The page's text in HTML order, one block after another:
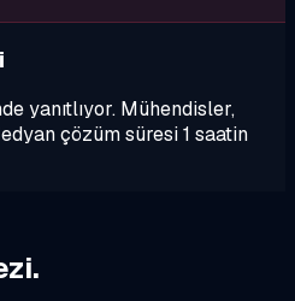
yanıtlıyor. Mühendisler,
çözüm süresi 1 saatin